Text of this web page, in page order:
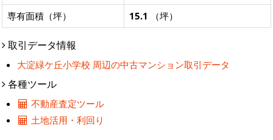
専有面積（坪）
15.1 （坪）
取引データ情報
大淀緑ケ丘小学校 周辺の中古マンション取引データ
各種ツール
不動産査定ツール
土地活用・利回り